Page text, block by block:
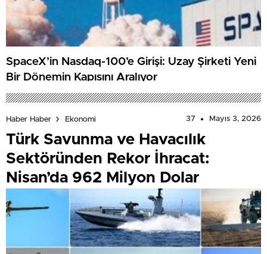
SpaceX’in Nasdaq-100’e Girişi: Uzay Şirketi Yeni
Bir Dönemin Kapısını Aralıyor
Haber Haber Ekonomi 37 Mayıs 3, 2026
Türk Savunma ve Havacılık
Sektöründen Rekor İhracat:
Nisan’da 962 Milyon Dolar